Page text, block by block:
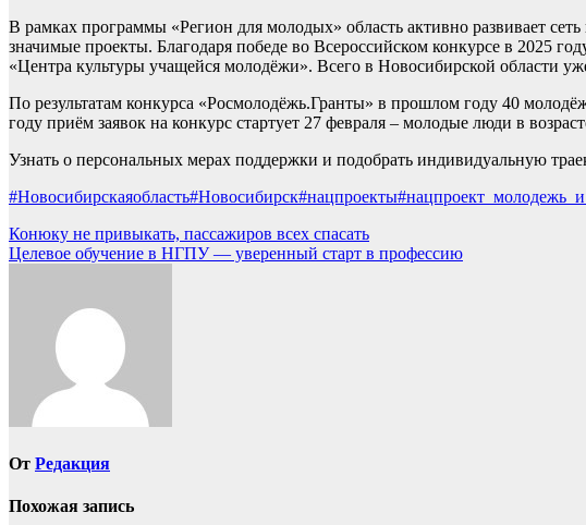
В рамках программы «Регион для молодых» область активно развивает
значимые проекты. Благодаря победе во Всероссийском конкурсе в 2025
«Центра культуры учащейся молодёжи». Всего в Новосибирской области
По результатам конкурса «Росмолодёжь.Гранты» в прошлом году 40
году приём заявок на конкурс стартует 27 февраля – молодые люди в
Узнать о персональных мерах поддержки и подобрать индивидуальную
#Новосибирскаяобласть#Новосибирск#нацпроекты
Навигация
по
Конюку не привыкать, пассажиров всех спасать
Целевое обучение в НГПУ — уверенный старт в профессию
От Редакция
Похожая запись